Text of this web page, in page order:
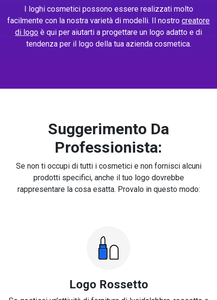
I loghi cosmetici possono essere realizzati molto
facilmente con la nostra varietà di modelli. Il nostro creatore
di logo è qui per aiutarti a progettare un logo adatto e di
tendenza per il logo della tua azienda cosmetica.
Suggerimento Da
Professionista:
Se non ti occupi di tutti i cosmetici e non fornisci alcuni
prodotti specifici, anche il tuo logo dovrebbe
rappresentare la cosa esatta. Provalo in questo modo:
Logo Rossetto